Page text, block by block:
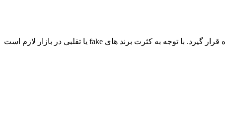
کابل نگزنس sftp ارجینال از کابل های مهم در پروژه های شبکه می باشد که در انواع cat5 و cat6 بسته به نوع پروژه ها می تواند مورد استفاده قرار گیرد. با توجه به کثرت برند های fake یا تقلبی در بازار لازم است